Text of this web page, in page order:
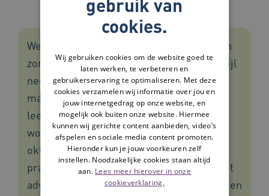
We worden steeds ouder en het belang van
zorgen voor je eigen gezondheid en leefstijl
neemt toe. Daarom biedt BeterOud in de
maand oktober 1 tip per dag over gezonde
leefstijl, verbonden blijven en vitaal ouder
worden. Ontvang vanaf 1
oktober gratis iedere dag per e-mail een
praktisch uitvoerbare tip. Van een concreet
advies tot doe-opdrachten. In tekst, beeld en
cookies.
Wij gebruiken cookies om de website goed te
laten werken, te verbeteren en
gebruikerservaring te optimaliseren. Met deze
cookies verzamelen wij informatie over jou en
jouw internetgedrag op onze website, en
mogelijk ook buiten onze website. Hiermee
kunnen wij gerichte content aanbieden, video’s
afspelen en sociale media content promoten.
Hieronder kun je jouw voorkeuren zelf
instellen. Noodzakelijke cookies staan altijd
aan. Lees meer hierover in onze
cookieverklaring.